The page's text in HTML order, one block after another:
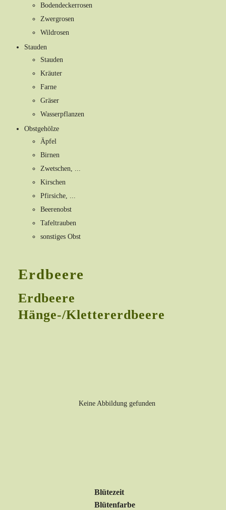
Bodendeckerrosen
Zwergrosen
Wildrosen
Stauden
Stauden
Kräuter
Farne
Gräser
Wasserpflanzen
Obstgehölze
Äpfel
Birnen
Zwetschen, ...
Kirschen
Pfirsiche, ...
Beerenobst
Tafeltrauben
sonstiges Obst
Erdbeere
Erdbeere
Hänge-/Klettererdbeere
Blütezeit
Blütenfarbe